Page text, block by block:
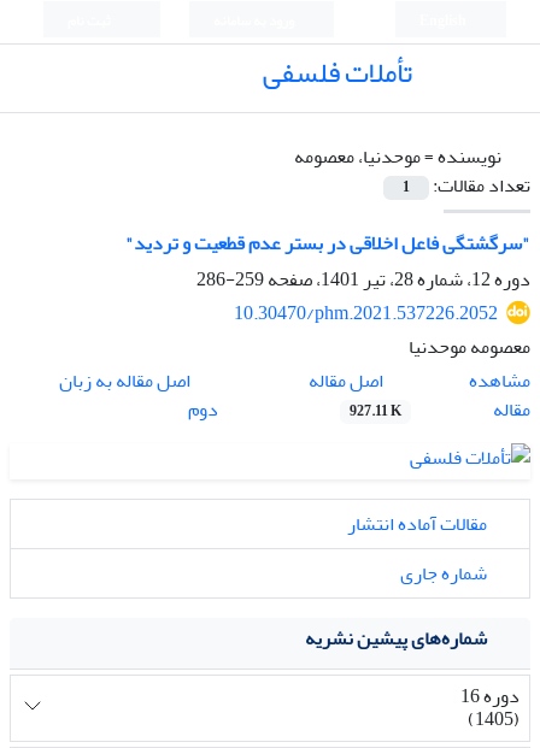
تأملات فلسفی
نویسنده =موحدنیا، معصومه
تعداد مقالات:
1
"سرگشتگی فاعل اخلاقی در بستر عدم قطعیت و تردید"
دوره 12، شماره 28، تیر 1401، صفحه
259-286
10.30470/phm.2021.537226.2052
معصومه موحدنیا
مشاهده
مقاله
اصل مقاله
927.11 K
اصل مقاله به زبان
دوم
مقالات آماده انتشار
شماره جاری
شماره‌های پیشین نشریه
دوره 16
(1405)